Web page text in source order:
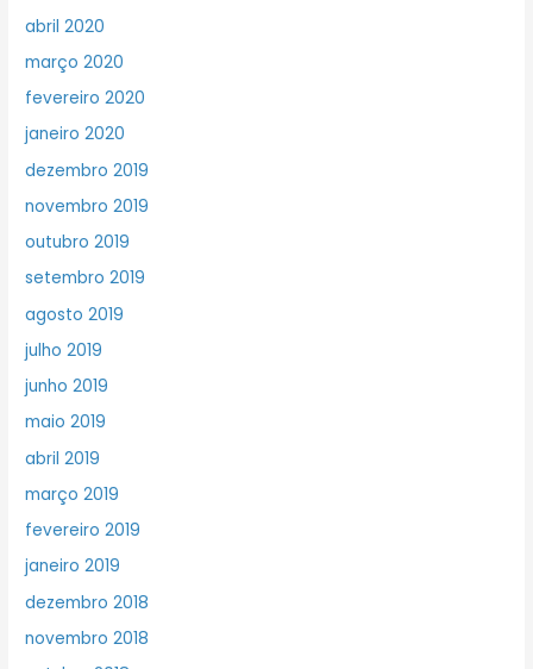
abril 2020
março 2020
fevereiro 2020
janeiro 2020
dezembro 2019
novembro 2019
outubro 2019
setembro 2019
agosto 2019
julho 2019
junho 2019
maio 2019
abril 2019
março 2019
fevereiro 2019
janeiro 2019
dezembro 2018
novembro 2018